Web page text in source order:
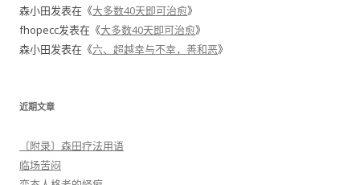
森小田发表在《大多数40天即可治愈》
fhopecc发表在《大多数40天即可治愈》
森小田发表在《六、超越幸与不幸，善和恶》
近期文章
〔附录〕森田疗法用语
临场苦闷